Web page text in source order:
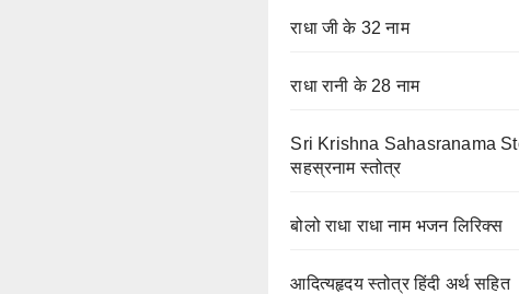
राधा जी के 32 नाम
राधा रानी के 28 नाम
Sri Krishna Sahasranama
सहस्रनाम स्तोत्र
बोलो राधा राधा नाम भजन लिरिक्स
आदित्यहृदय स्तोत्र हिंदी अर्थ सहित